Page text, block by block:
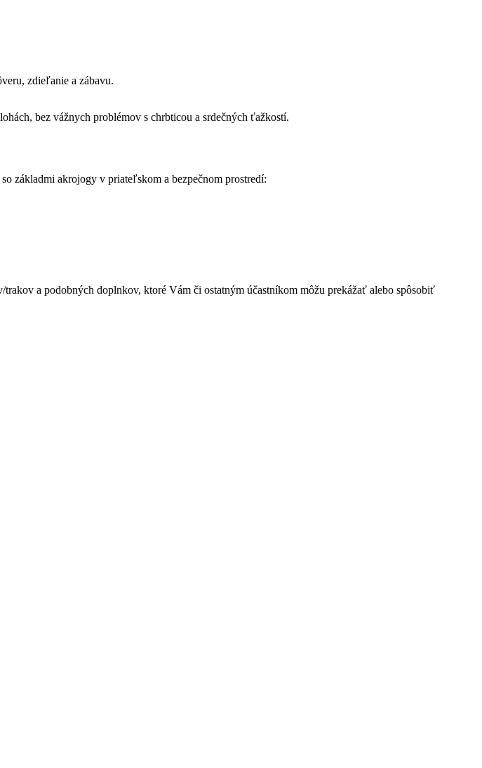
zdieľanie a zábavu.
bez vážnych problémov s chrbticou a srdečných ťažkostí.
základmi akrojogy v priateľskom a bezpečnom prostredí:
a podobných doplnkov, ktoré Vám či ostatným účastníkom môžu prekážať alebo spôsobiť